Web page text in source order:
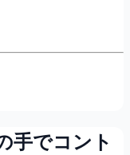
手でコント